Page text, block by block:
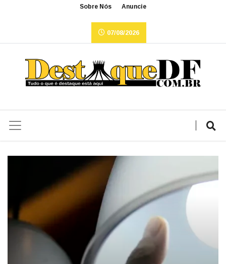
Sobre Nós Anuncie
07/08/2026